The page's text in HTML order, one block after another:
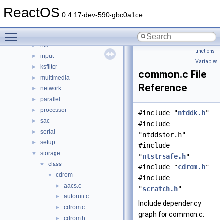
ReactOS 0.4.17-dev-590-gbc0a1de
► crypto
► hid
► input
► ksfilter
► multimedia
► network
► parallel
► processor
► sac
► serial
► setup
▼ storage
▼ class
▼ cdrom
► aacs.c
► autorun.c
► cdrom.c
► cdrom.h
Functions |
Variables
common.c File
Reference
#include "ntddk.h"
#include
"ntddstor.h"
#include
"ntstrsafe.h"
#include "cdrom.h"
#include
"scratch.h"
Include dependency
graph for common.c: